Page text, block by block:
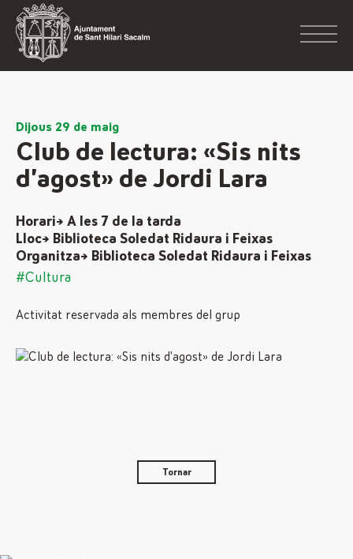
Dijous 29 de maig
Club de lectura: «Sis nits
d’agost» de Jordi Lara
Horari→ A les 7 de la tarda
Lloc→ Biblioteca Soledat Ridaura i Feixas
Organitza→ Biblioteca Soledat Ridaura i Feixas
#Cultura
Activitat reservada als membres del grup
Tornar